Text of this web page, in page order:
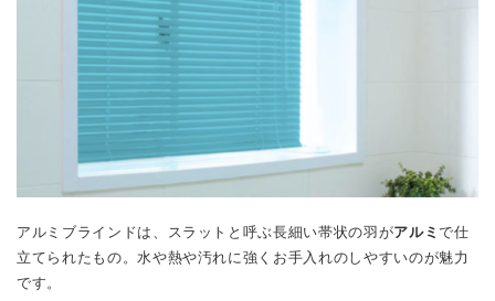
アルミブラインドは、スラットと呼ぶ長細い帯状の羽がアルミで仕
立てられたもの。水や熱や汚れに強くお手入れのしやすいのが魅力
です。